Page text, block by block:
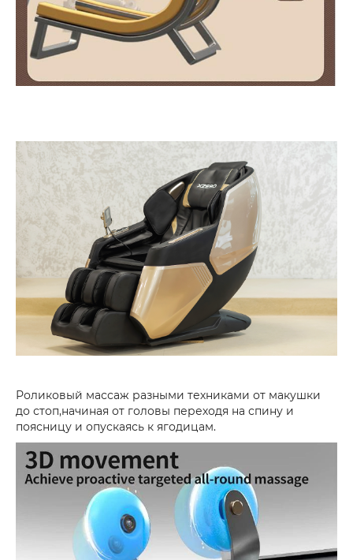
Роликовый массаж разными техниками от макушки
до стоп,начиная от головы переходя на спину и
поясницу и опускаясь к ягодицам.